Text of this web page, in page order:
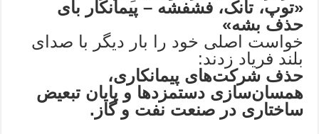
«توپ، تانک، فشفشه – پیمانکار بای
حذف بشه»
خواست اصلی خود را بار دیگر با صدای
بلند فریاد زدند:
حذف شرکت‌های پیمانکاری،
همسان‌سازی دستمزدها و پایان تبعیض
ساختاری در صنعت نفت و گاز.